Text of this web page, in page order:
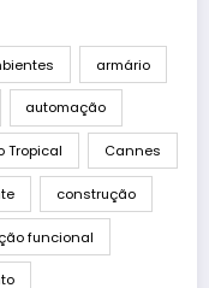
armário
automação
Tropical Cannes
construção
funcional